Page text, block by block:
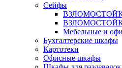
Сейфы
Мебельные и
Бухгалтерские шкафы
Картотеки
Офисные шкафы